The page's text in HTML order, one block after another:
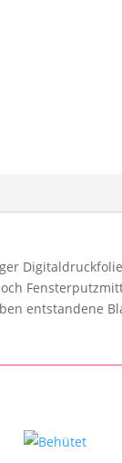
entstandene